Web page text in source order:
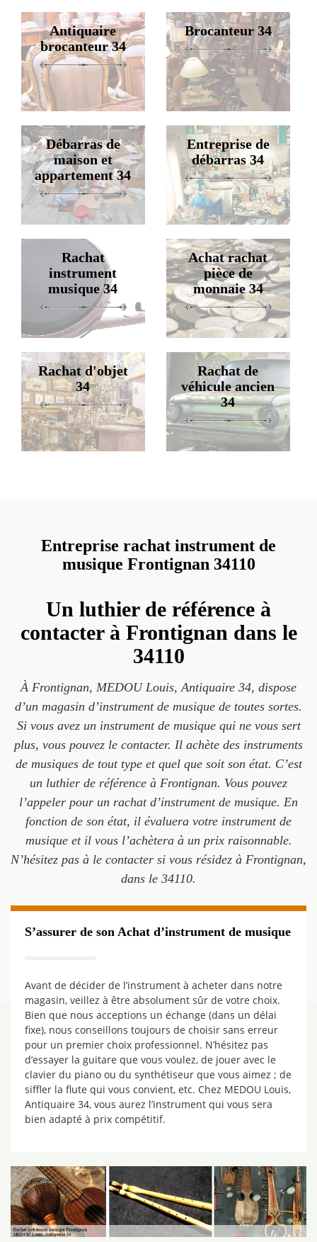
Antiquaire
brocanteur 34
Brocanteur 34
Débarras de
maison et
appartement 34
Entreprise de
débarras 34
Rachat
instrument
musique 34
Achat rachat
pièce de
monnaie 34
Rachat d'objet
34
Rachat de
véhicule ancien
34
Entreprise rachat instrument de
musique Frontignan 34110
Un luthier de référence à
contacter à Frontignan dans le
34110
À Frontignan, MEDOU Louis, Antiquaire 34, dispose
d’un magasin d’instrument de musique de toutes sortes.
Si vous avez un instrument de musique qui ne vous sert
plus, vous pouvez le contacter. Il achète des instruments
de musiques de tout type et quel que soit son état. C’est
un luthier de référence à Frontignan. Vous pouvez
l’appeler pour un rachat d’instrument de musique. En
fonction de son état, il évaluera votre instrument de
musique et il vous l’achètera à un prix raisonnable.
N’hésitez pas à le contacter si vous résidez à Frontignan,
dans le 34110.
S’assurer de son Achat d’instrument de musique
Avant de décider de l’instrument à acheter dans notre
magasin, veillez à être absolument sûr de votre choix.
Bien que nous acceptions un échange (dans un délai
fixe), nous conseillons toujours de choisir sans erreur
pour un premier choix professionnel. N’hésitez pas
d’essayer la guitare que vous voulez, de jouer avec le
clavier du piano ou du synthétiseur que vous aimez ; de
siffler la flute qui vous convient, etc. Chez MEDOU Louis,
Antiquaire 34, vous aurez l’instrument qui vous sera
bien adapté à prix compétitif.